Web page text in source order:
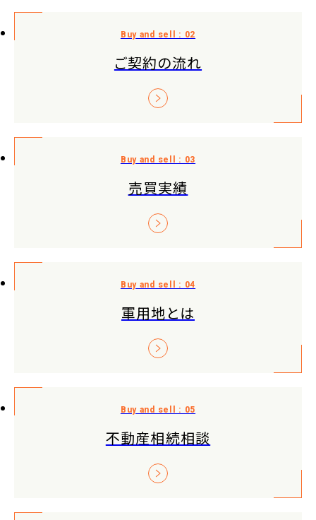
ご契約の流れ
売買実績
軍用地とは
不動産相続相談